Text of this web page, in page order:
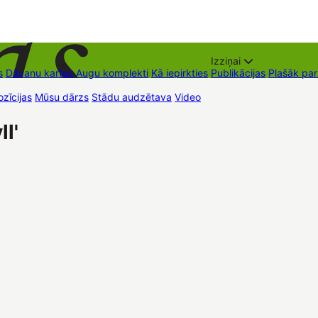
Dāvanu kartes Augu komplekti Kā iepirkties
Izziņai
Publikācijas Plašāk
Mūsu dārzs Stādu audzētava Video